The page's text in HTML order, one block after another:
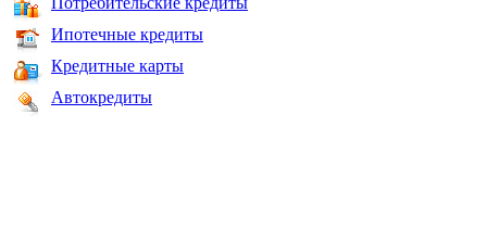
Ипотечные кредиты
Кредитные карты
Автокредиты